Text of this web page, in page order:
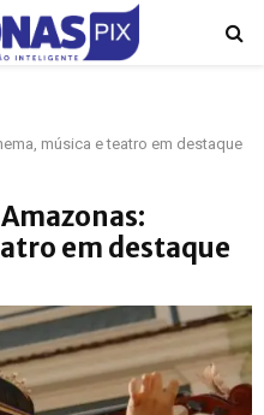
música e teatro em destaque
em destaque